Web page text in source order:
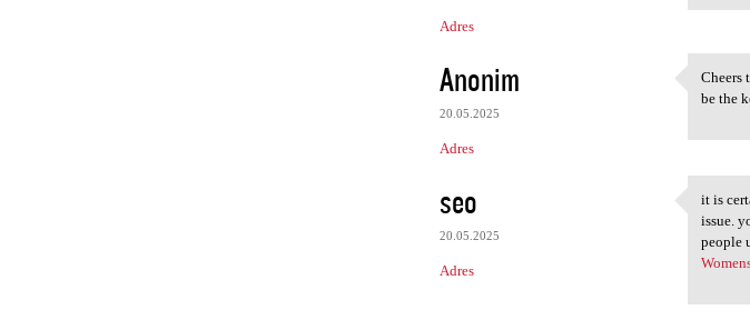
Adres
Anonim
20.05.2025
Adres
Cheers
be the
seo
20.05.2025
Adres
it is
it is
issue.
people